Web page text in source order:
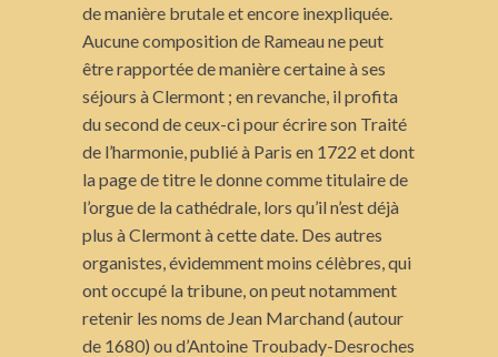
de manière brutale et encore inexpliquée.
Aucune composition de Rameau ne peut
être rapportée de manière certaine à ses
séjours à Clermont ; en revanche, il profita
du second de ceux-ci pour écrire son Traité
de l’harmonie, publié à Paris en 1722 et dont
la page de titre le donne comme titulaire de
l’orgue de la cathédrale, lors qu’il n’est déjà
plus à Clermont à cette date. Des autres
organistes, évidemment moins célèbres, qui
ont occupé la tribune, on peut notamment
retenir les noms de Jean Marchand (autour
de 1680) ou d’Antoine Troubady-Desroches